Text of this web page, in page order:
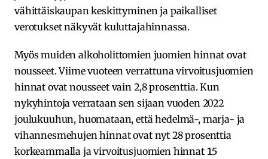
vähittäiskaupan keskittyminen ja paikalliset
verotukset näkyvät kuluttajahinnassa.
Myös muiden alkoholittomien juomien hinnat ovat
nousseet. Viime vuoteen verrattuna virvoitusjuomien
hinnat ovat nousseet vain 2,8 prosenttia. Kun
nykyhintoja verrataan sen sijaan vuoden 2022
joulukuuhun, huomataan, että hedelmä-, marja- ja
vihannesmehujen hinnat ovat nyt 28 prosenttia
korkeammalla ja virvoitusjuomien hinnat 15